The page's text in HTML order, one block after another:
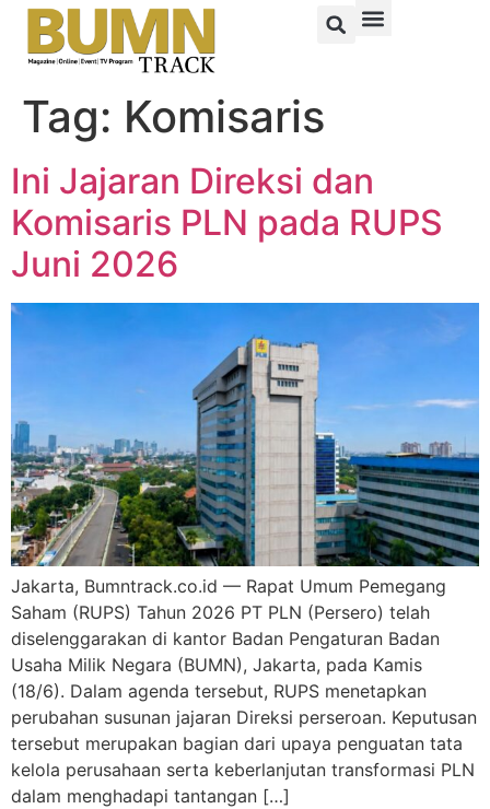
Tag: Komisaris
Ini Jajaran Direksi dan
Komisaris PLN pada RUPS
Juni 2026
Jakarta, Bumntrack.co.id — Rapat Umum Pemegang
Saham (RUPS) Tahun 2026 PT PLN (Persero) telah
diselenggarakan di kantor Badan Pengaturan Badan
Usaha Milik Negara (BUMN), Jakarta, pada Kamis
(18/6). Dalam agenda tersebut, RUPS menetapkan
perubahan susunan jajaran Direksi perseroan. Keputusan
tersebut merupakan bagian dari upaya penguatan tata
kelola perusahaan serta keberlanjutan transformasi PLN
dalam menghadapi tantangan […]